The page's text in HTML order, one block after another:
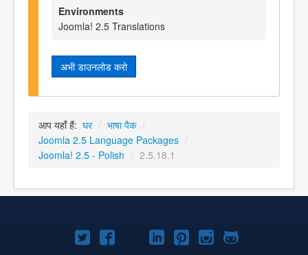
Environments
Joomla! 2.5 Translations
अभी डाउनलोड करो
आप यहाँ हैं: घर / भाषा पैक /
Joomla 2.5 Language Packages /
Joomla! 2.5 - Polish / 2.5.18.1
Joomla!Joomla!Joomla!
Joomla!Joomla!
Joomla!Joomla!